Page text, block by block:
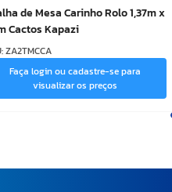
de Mesa Carinho Rolo 1,37m x
Cactos Kapazi
:ZA2TMCCA
Faça login ou cadastre-se para
visualizar os preços